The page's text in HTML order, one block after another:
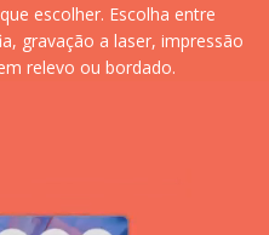
escolher. Escolha entre
gravação a laser, impressão
relevo ou bordado.